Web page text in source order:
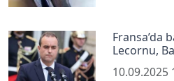
Fransa’da
Lecornu,
10.09.2025